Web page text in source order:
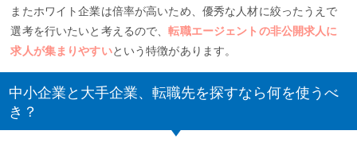
またホワイト企業は倍率が高いため、優秀な人材に絞ったうえで
選考を行いたいと考えるので、転職エージェントの非公開求人に
求人が集まりやすいという特徴があります。
中小企業と大手企業、転職先を探すなら何を使うべ
き？